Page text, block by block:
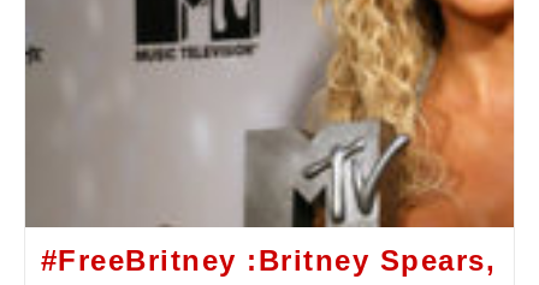
#FreeBritney :Britney Spears,